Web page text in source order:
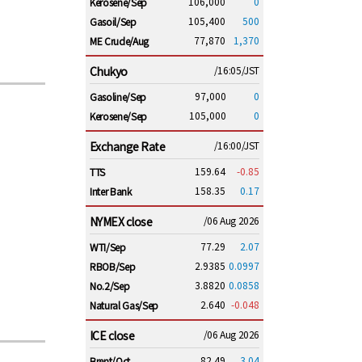
Gasoil/Sep
105,400
500
ME Crude/Aug
77,870 1,370
Chukyo
/16:05/JST
Gasoline/Sep
97,000
0
Kerosene/Sep
105,000 0
Exchange Rate
/16:00/JST
TTS
159.64
-0.85
Inter Bank
158.35 0.17
NYMEX close
/06 Aug 2026
WTI/Sep
77.29
2.07
RBOB/Sep
2.9385 0.0997
No.2/Sep
3.8820 0.0858
Natural Gas/Sep
2.640 -0.048
ICE close
/06 Aug 2026